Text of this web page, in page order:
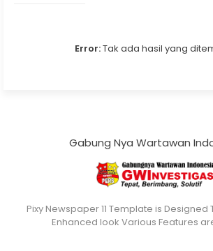
Error:Tak ada hasil yang
Gabung Nya Wartawan
Pixy Newspaper 11 Template is Designed
Enhanced look Various Features